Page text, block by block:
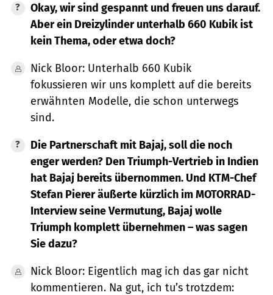
Okay, wir sind gespannt und freuen uns darauf.
Aber ein Dreizylinder unterhalb 660 Kubik ist
kein Thema, oder etwa doch?
Nick Bloor: Unterhalb 660 Kubik
fokussieren wir uns komplett auf die bereits
erwähnten Modelle, die schon unterwegs
sind.
Die Partnerschaft mit Bajaj, soll die noch
enger werden? Den Triumph-Vertrieb in Indien
hat Bajaj bereits übernommen. Und KTM-Chef
Stefan Pierer äußerte kürzlich im MOTORRAD-
Interview seine Vermutung, Bajaj wolle
Triumph komplett übernehmen – was sagen
Sie dazu?
Nick Bloor: Eigentlich mag ich das gar nicht
kommentieren. Na gut, ich tu’s trotzdem: